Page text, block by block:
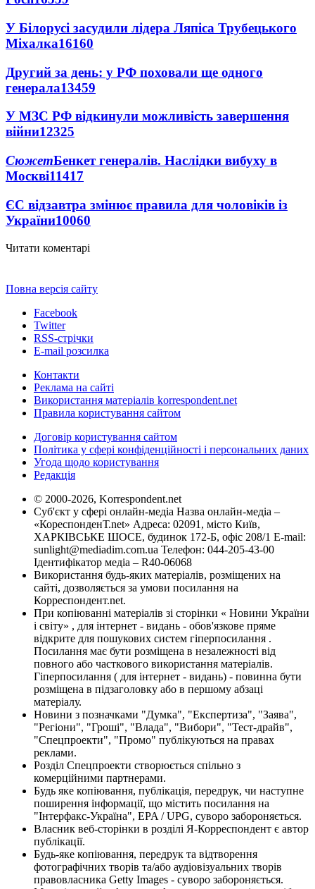
У Білорусі засудили лідера Ляпіса Трубецького
Міхалка16160
Другий за день: у РФ поховали ще одного
генерала13459
У МЗС РФ відкинули можливість завершення
війни12325
СюжетБенкет генералів. Наслідки вибуху в
Москві11417
ЄС відзавтра змінює правила для чоловіків із
України10060
Читати коментарі
Повна версія сайту
Facebook
Twitter
RSS-стрічки
E-mail розсилка
Контакти
Реклама на сайті
Використання матеріалів korrespondent.net
Правила користування сайтом
Договір користування сайтом
Політика у сфері конфіденційності і персональних даних
Угода щодо користування
Редакція
© 2000-2026, Korrespondent.net
Суб'єкт у сфері онлайн-медіа Назва онлайн-медіа –
«КореспонденТ.net» Адреса: 02091, місто Київ,
ХАРКІВСЬКЕ ШОСЕ, будинок 172-Б, офіс 208/1 E-mail:
sunlight@mediadim.com.ua Телефон: 044-205-43-00
Ідентифікатор медіа – R40-06068
Використання будь-яких матеріалів, розміщених на
сайті, дозволяється за умови посилання на
Корреспондент.net.
При копіюванні матеріалів зі сторінки « Новини України
і світу» , для інтернет - видань - обов'язкове пряме
відкрите для пошукових систем гіперпосилання .
Посилання має бути розміщена в незалежності від
повного або часткового використання матеріалів.
Гіперпосилання ( для інтернет - видань) - повинна бути
розміщена в підзаголовку або в першому абзаці
матеріалу.
Новини з позначками "Думка", "Експертиза", "Заява",
"Регіони", "Гроші", "Влада", "Вибори", "Тест-драйв",
"Спецпроекти", "Промо" публікуються на правах
реклами.
Розділ Спецпроекти створюється спільно з
комерційними партнерами.
Будь яке копіювання, публікація, передрук, чи наступне
поширення інформації, що містить посилання на
"Інтерфакс-Україна", EPA / UPG, суворо забороняється.
Власник веб-сторінки в розділі Я-Корреспондент є автор
публікації.
Будь-яке копіювання, передрук та відтворення
фотографічних творів та/або аудіовізуальних творів
правовласника Getty Images - суворо забороняється.